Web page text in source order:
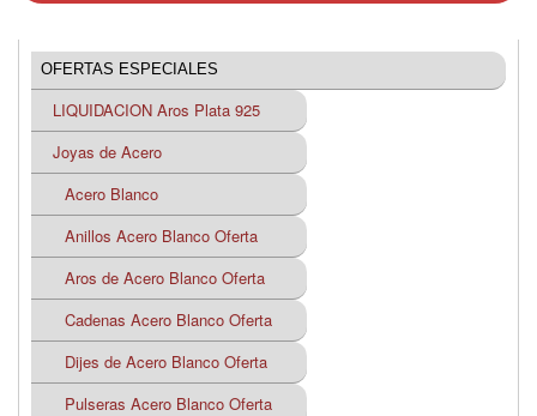
OFERTAS ESPECIALES
LIQUIDACION Aros Plata 925
Joyas de Acero
Acero Blanco
Anillos Acero Blanco Oferta
Aros de Acero Blanco Oferta
Cadenas Acero Blanco Oferta
Dijes de Acero Blanco Oferta
Pulseras Acero Blanco Oferta